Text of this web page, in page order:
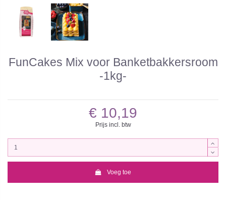
FunCakes Mix voor Banketbakkersroom
-1kg-
€ 10,19
Prijs incl. btw
Voeg toe